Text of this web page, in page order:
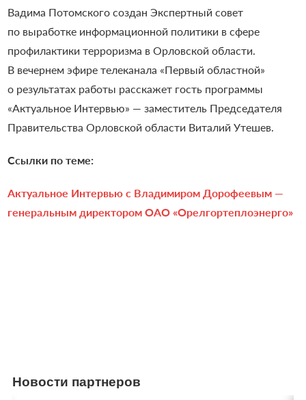
Вадима Потомского создан Экспертный совет
по выработке информационной политики в сфере
профилактики терроризма в Орловской области.
В вечернем эфире телеканала «Первый областной»
о результатах работы расскажет гость программы
«Актуальное Интервью» — заместитель Председателя
Правительства Орловской области Виталий Утешев.
Ссылки по теме:
Актуальное Интервью с Владимиром Дорофеевым —
генеральным директором ОАО «Орелгортеплоэнерго»
Новости партнеров